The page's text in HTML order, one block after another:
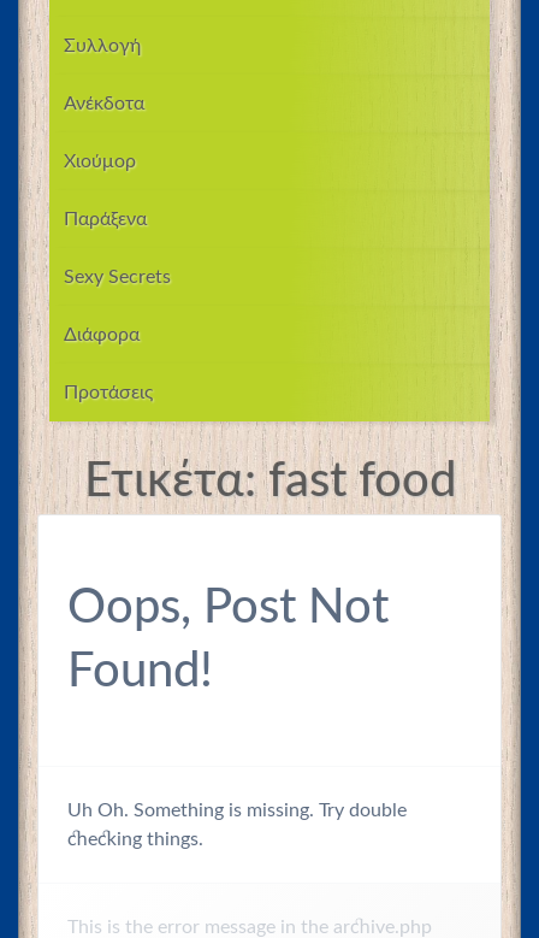
Συλλογή
Ανέκδοτα
Χιούμορ
Παράξενα
Sexy Secrets
Διάφορα
Προτάσεις
Ετικέτα:fast food
Oops, Post Not
Found!
Uh Oh. Something is missing. Try double
checking things.
This is the error message in the archive.php